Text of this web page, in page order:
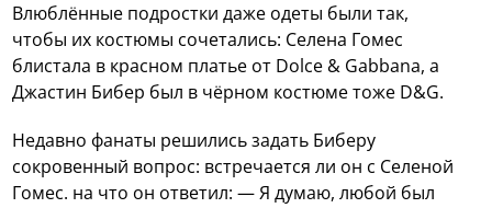
Влюблённые подростки даже одеты были так,
чтобы их костюмы сочетались: Селена Гомес
блистала в красном платье от Dolce & Gabbana, а
Джастин Бибер был в чёрном костюме тоже D&G.
Недавно фанаты решились задать Биберу
сокровенный вопрос: встречается ли он с Селеной
Гомес. на что он ответил: — Я думаю, любой был